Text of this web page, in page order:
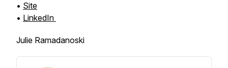
• Site
• LinkedIn
Julie Ramadanoski